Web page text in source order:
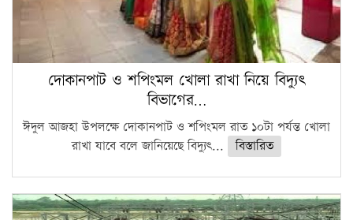
দোকানপাট ও শপিংমল খোলা রাখা নিয়ে বিদ্যুৎ
বিভাগের…
ঈদুল আজহা উপলক্ষে দোকানপাট ও শপিংমল রাত ১০টা পর্যন্ত খোলা
রাখা যাবে বলে জানিয়েছে বিদ্যুৎ...
বিস্তারিত